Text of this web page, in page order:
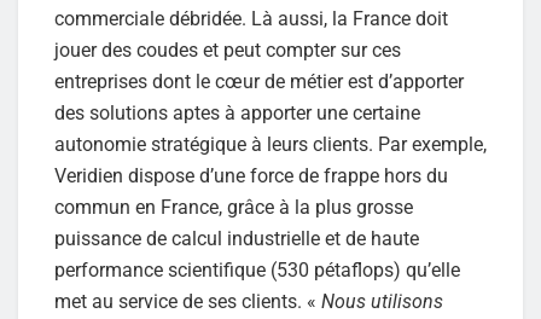
commerciale débridée. Là aussi, la France doit
jouer des coudes et peut compter sur ces
entreprises dont le cœur de métier est d’apporter
des solutions aptes à apporter une certaine
autonomie stratégique à leurs clients. Par exemple,
Veridien dispose d’une force de frappe hors du
commun en France, grâce à la plus grosse
puissance de calcul industrielle et de haute
performance scientifique (530 pétaflops) qu’elle
met au service de ses clients. « Nous utilisons